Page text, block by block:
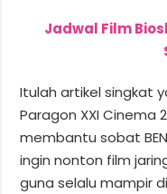
Jadwal Film
Itulah artikel singkat
Paragon XXI Cinema
membantu sobat
ingin nonton film
guna selalu mampir di